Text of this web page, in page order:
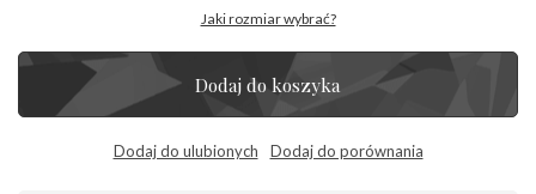
Jaki rozmiar wybrać?
Dodaj do koszyka
Dodaj do ulubionych Dodaj do porównania